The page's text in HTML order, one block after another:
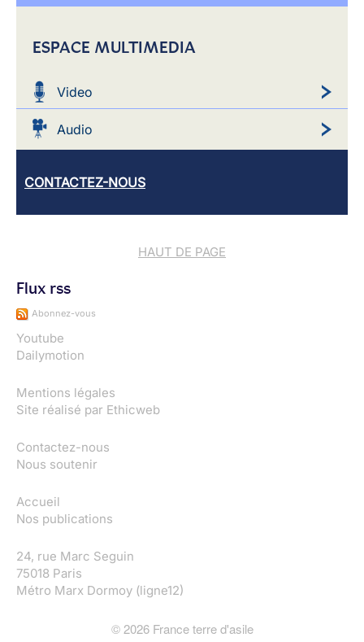
ESPACE MULTIMEDIA
Video
Audio
CONTACTEZ-NOUS
HAUT DE PAGE
Flux rss
Abonnez-vous
Youtube
Dailymotion
Mentions légales
Site réalisé par Ethicweb
Contactez-nous
Nous soutenir
Accueil
Nos publications
24, rue Marc Seguin
75018 Paris
Métro Marx Dormoy (ligne12)
© 2026France terre d'asile